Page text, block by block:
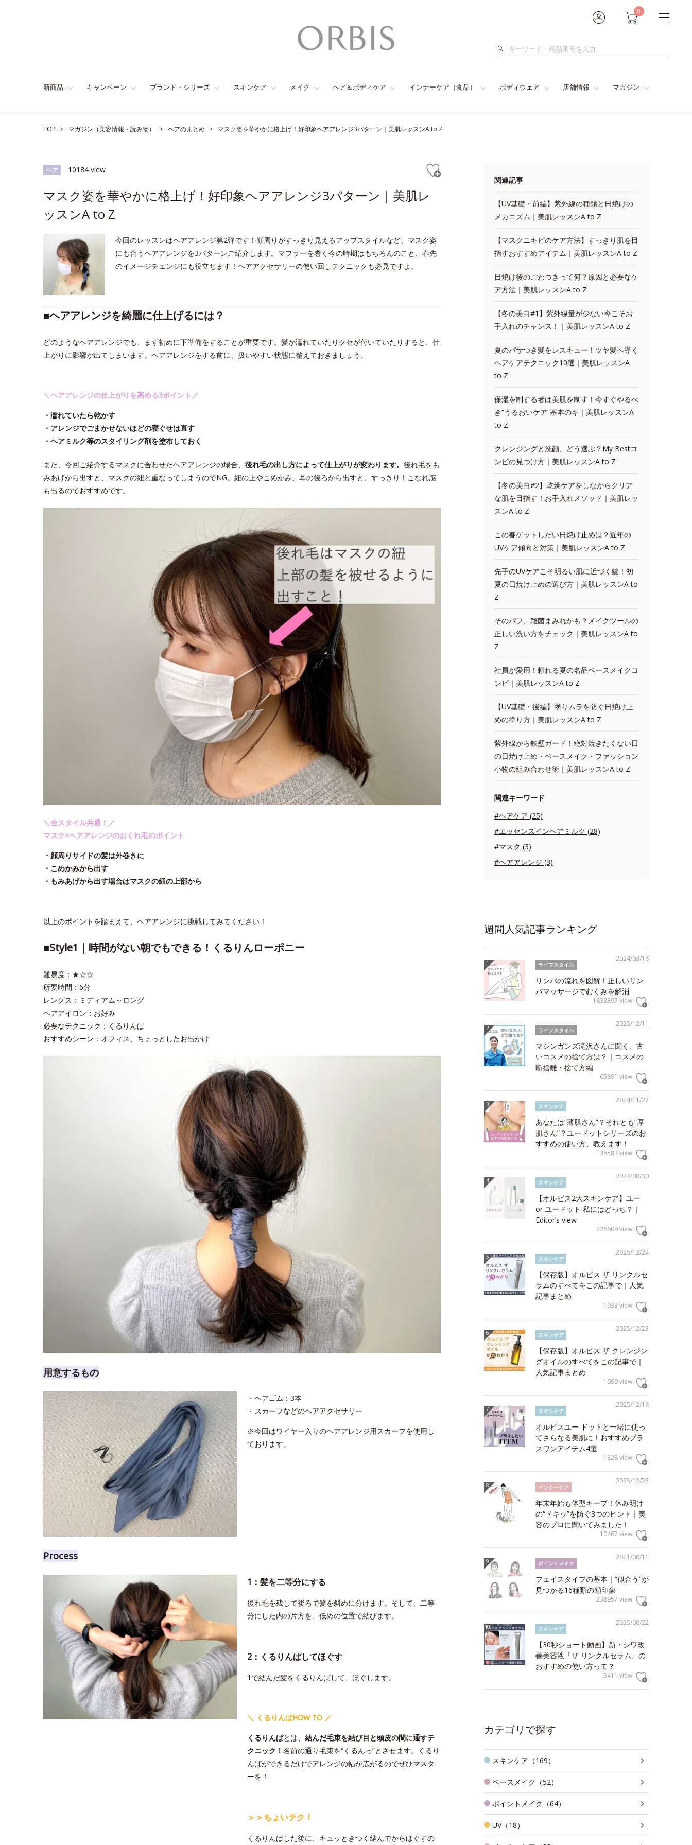
0
検
新商品 キャンペーン ブランド・シリーズ スキンケア メイク ヘア＆ボディケア インナーケア（食品） ボディウェア 店舗情報 マガジン
TOP マガジン（美容情報・読み物） ヘアのまとめ マスク姿を華やかに格上げ！好印象ヘアアレンジ3パターン｜美肌レッスンA to Z
ヘア 10184 view
マスク姿を華やかに格上げ！好印象ヘアアレンジ3パターン｜美肌レ
ッスンA to Z
今回のレッスンはヘアアレンジ第2弾です！顔周りがすっきり見えるアップスタイルなど、マスク姿
にも合うヘアアレンジを3パターンご紹介します。マフラーを巻く今の時期はもちろんのこと、春先
のイメージチェンジにも役立ちます！ヘアアクセサリーの使い回しテクニックも必見ですよ。
■​ヘアアレンジを綺麗に仕上げるには？
どのようなヘアアレンジでも、まず初めに下準備をすることが重要です。髪が濡れていたりクセが付いていたりすると、仕
上がりに影響が出てしまいます。ヘアアレンジをする前に、扱いやすい状態に整えておきましょう。
＼ヘアアレンジの仕上がりを高める3ポイント／
・濡れていたら乾かす
・アレンジでごまかせないほどの寝ぐせは直す
・ヘアミルク等のスタイリング剤を塗布しておく
また、今回ご紹介するマスクに合わせたヘアアレンジの場合、 後れ毛の出し方によって仕上がりが変わります。 後れ毛をも
みあげから出すと、マスクの紐と重なってしまうのでNG。紐の上やこめかみ、耳の後ろから出すと、すっきり！こなれ感
も出るのでおすすめです。
＼全スタイル共通！／
マスク×ヘアアレンジのおくれ毛のポイント
・顔周りサイドの髪は外巻きに
・こめかみから出す
・もみあげから出す場合はマスクの紐の上部から
以上のポイントを踏まえて、ヘアアレンジに挑戦してみてください！
■Style1｜時間がない朝でもできる！くるりんローポニー
難易度：★☆☆
所要時間：6分
レングス：ミディアム～ロング
ヘアアイロン：お好み
必要なテクニック：くるりんぱ
おすすめシーン：オフィス、ちょっとしたお出かけ
用意するもの
・ヘアゴム：3本
・スカーフなどのヘアアクセサリー
※今回はワイヤー入りのヘアアレンジ用スカーフを使用し
ております。
Process
1：髪を二等分にする
後れ毛を残して後ろで髪を斜めに分けます。そして、二等
分にした内の片方を、低めの位置で結びます。
2：くるりんぱしてほぐす
1で結んだ髪をくるりんぱして、ほぐします。
＼ くるりんぱHOW TO ／
くるりんぱとは、 結んだ毛束を結び目と頭皮の間に通すテ
クニック！ 名前の通り毛束を“くるんっ”とさせます。くるり
んぱができるだけでアレンジの幅が広がるのでぜひマスタ
ーを！
＞＞ちょいテク！
くるりんぱした後に、キュッときつく結んでからほぐすの
関連記事
【UV基礎・前編】紫外線の種類と日焼けの
メカニズム｜美肌レッスンA to Z
【マスクニキビのケア方法】すっきり肌を目
指すおすすめアイテム｜美肌レッスンA to Z
日焼け後のごわつきって何？原因と必要なケ
ア方法｜美肌レッスンA to Z
【冬の美白#1】紫外線量が少ない今こそお
手入れのチャンス！｜美肌レッスンA to Z
夏のパサつき髪をレスキュー！ツヤ髪へ導く
ヘアケアテクニック10選｜美肌レッスンA
to Z
保湿を制する者は美肌を制す！今すぐやるべ
き“うるおいケア”基本のキ｜美肌レッスンA
to Z
クレンジングと洗顔、どう選ぶ？My Bestコ
ンビの見つけ方｜美肌レッスンA to Z
【冬の美白#2】乾燥ケアをしながらクリア
な肌を目指す！お手入れメソッド｜美肌レッ
スンA to Z
この春ゲットしたい日焼け止めは？近年の
UVケア傾向と対策｜美肌レッスンA to Z
先手のUVケアこそ明るい肌に近づく鍵！初
夏の日焼け止めの選び方｜美肌レッスンA to
Z
そのパフ、雑菌まみれかも？メイクツールの
正しい洗い方をチェック｜美肌レッスンA to
Z
社員が愛用！頼れる夏の名品ベースメイクコ
ンビ｜美肌レッスンA to Z
【UV基礎・後編】塗りムラを防ぐ日焼け止
めの塗り方｜美肌レッスンA to Z
紫外線から鉄壁ガード！絶対焼きたくない日
の日焼け止め・ベースメイク・ファッション
小物の組み合わせ術｜美肌レッスンA to Z
関連キーワード
#ヘアケア (25)
#エッセンスインヘアミルク (28)
#マスク (3)
#ヘアアレンジ (3)
週間人気記事ランキング
2024/03/18
ライフスタイル
リンパの流れを図解！正しいリン
パマッサージでむくみを解消
1833897 view
2025/12/11
ライフスタイル
マシンガンズ滝沢さんに聞く、古
いコスメの捨て方は？｜コスメの
断捨離・捨て方編
65891 view
2024/11/27
スキンケア
あなたは“薄肌さん”？それとも“厚
肌さん”？ユードットシリーズのお
すすめの使い方、教えます！
36583 view
2023/08/30
スキンケア
【オルビス2大スキンケア】ユー
or ユードット 私にはどっち？｜
Editor’s view
226609 view
2025/12/24
スキンケア
【保存版】オルビス ザ リンクルセ
ラムのすべてをこの記事で｜人気
記事まとめ
1033 view
2025/12/23
スキンケア
【保存版】オルビス ザ クレンジン
グオイルのすべてをこの記事で｜
人気記事まとめ
1099 view
2025/12/18
スキンケア
オルビスユー ドットと一緒に使っ
てさらなる美肌に！おすすめプラ
スワンアイテム4選
1828 view
2025/12/25
インナーケア
年末年始も体型キープ！休み明け
の“ドキッ”を防ぐ3つのヒント｜美
容のプロに聞いてみました！
10467 view
2021/08/11
ポイントメイク
フェイスタイプの基本｜“似合う”が
見つかる16種類の顔印象
238957 view
2025/08/22
スキンケア
【30秒ショート動画】新・シワ改
善美容液「ザ リンクルセラム」の
おすすめの使い方って？
5411 view
カテゴリで探す
スキンケア（169）
ベースメイク（52）
ポイントメイク（64）
UV（18）